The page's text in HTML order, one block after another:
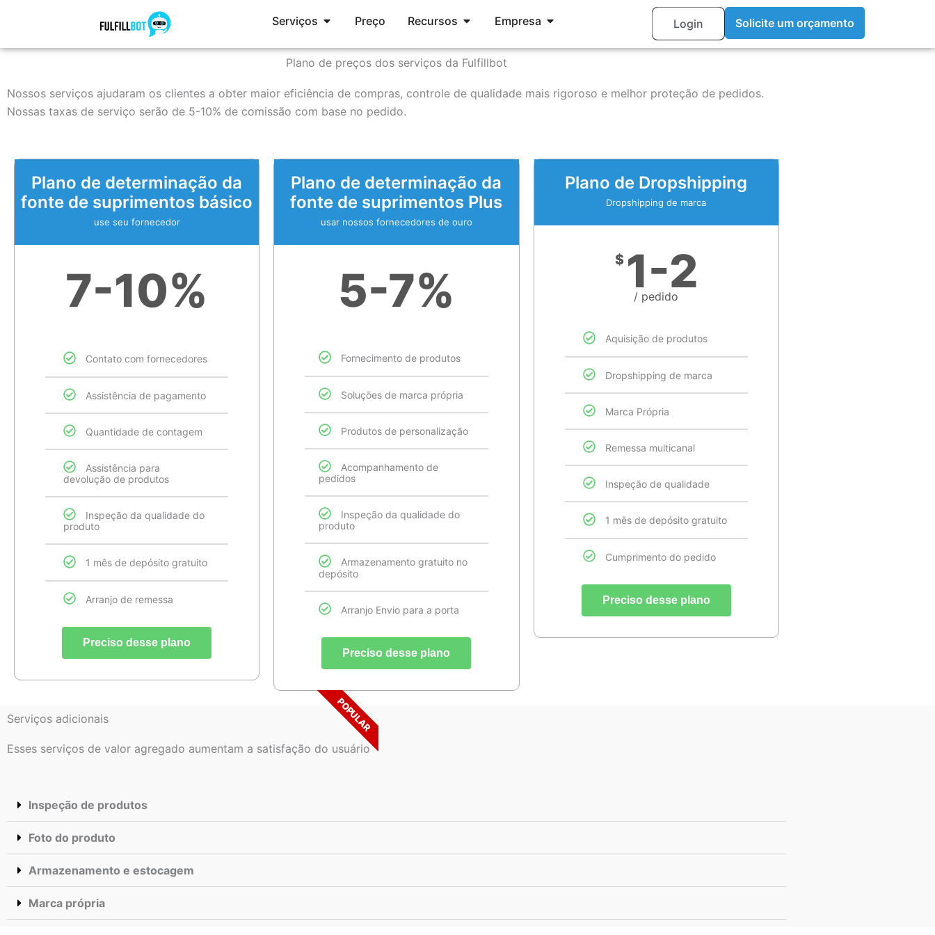
o
Serviços Öffne Services
Preço Recursos Öffne Resources
Empresa Öffne Company Login Solicite um orçamento
Plano de preços dos serviços da Fulfillbot
Nossos serviços ajudaram os clientes a obter maior eficiência de compras, controle de qualidade mais rigoroso e melhor proteção de pedidos.
Nossas taxas de serviço serão de 5-10% de comissão com base no pedido.
Plano de determinação da
fonte de suprimentos básico
use seu fornecedor
7-10%
Contato com fornecedores
Assistência de pagamento
Quantidade de contagem
Assistência para
devolução de produtos
Inspeção da qualidade do
produto
1 mês de depósito gratuito
Arranjo de remessa
Preciso desse plano
Plano de determinação da
fonte de suprimentos Plus
usar nossos fornecedores de ouro
5-7%
Fornecimento de produtos
Soluções de marca própria
Produtos de personalização
Acompanhamento de
pedidos
Inspeção da qualidade do
produto
Armazenamento gratuito no
depósito
Arranjo Envio para a porta
Preciso desse plano
POPULAR
Plano de Dropshipping
Dropshipping de marca
$ 1-2
/ pedido
Aquisição de produtos
Dropshipping de marca
Marca Própria
Remessa multicanal
Inspeção de qualidade
1 mês de depósito gratuito
Cumprimento do pedido
Preciso desse plano
Serviços adicionais
Esses serviços de valor agregado aumentam a satisfação do usuário
Inspeção de produtos
Foto do produto
Armazenamento e estocagem
Marca própria